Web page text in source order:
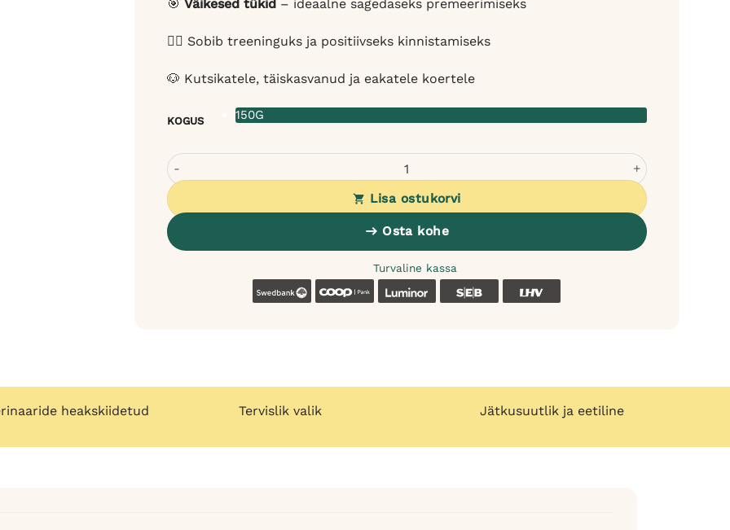
🎯 Väikesed tükid – ideaalne sagedaseks premeerimiseks
🐕‍🦺 Sobib treeninguks ja positiivseks kinnistamiseks
🐶 Kutsikatele, täiskasvanud ja eakatele koertele
KOGUS 150G
Wiejska Zagroda vasikalihaga treeningmaiused koertele - monoproteiin kogus
Lisa ostukorvi
Osta kohe
Turvaline kassa
SwedbankCoop Luminor
heakskiidetud Tervislik valik Jätkusuutlik ja eetiline